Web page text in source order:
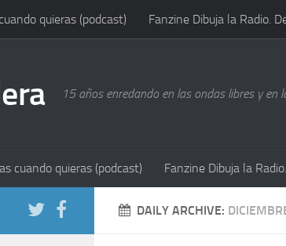
quieras (podcast) Fanzine Dibuja la Radio.
15 años enredando en las ondas libres y en
cuando quieras (podcast) Fanzine Dibuja la
DAILY ARCHIVE: